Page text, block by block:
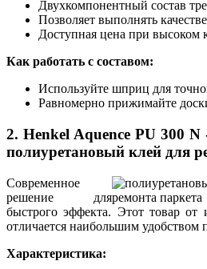
Двухкомпонентный состав
Позволяет выполнять
Доступная цена при высоком
Как работать с составом:
Используйте шприц для
Равномерно прижимайте
2. Henkel Aquence PU 300
полиуретановый клей для
Современное
решение для
быстрого эффекта. Этот товар от
отличается наибольшим удобством
Характеристика: